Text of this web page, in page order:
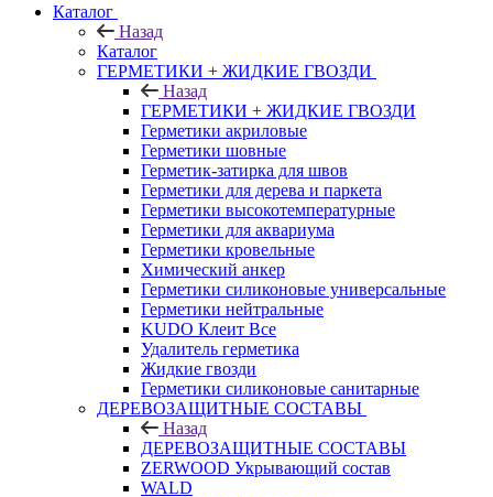
Каталог
Назад
Каталог
ГЕРМЕТИКИ + ЖИДКИЕ ГВОЗДИ
Назад
ГЕРМЕТИКИ + ЖИДКИЕ ГВОЗДИ
Герметики акриловые
Герметики шовные
Герметик-затирка для швов
Герметики для дерева и паркета
Герметики высокотемпературные
Герметики для аквариума
Герметики кровельные
Химический анкер
Герметики силиконовые универсальные
Герметики нейтральные
KUDO Клеит Все
Удалитель герметика
Жидкие гвозди
Герметики силиконовые санитарные
ДЕРЕВОЗАЩИТНЫЕ СОСТАВЫ
Назад
ДЕРЕВОЗАЩИТНЫЕ СОСТАВЫ
ZERWOOD Укрывающий состав
WALD